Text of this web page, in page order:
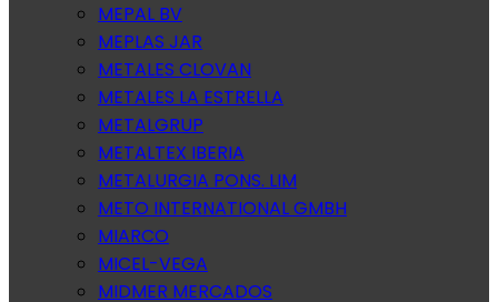
MEPAL BV
MEPLAS JAR
METALES CLOVAN
METALES LA ESTRELLA
METALGRUP
METALTEX IBERIA
METALURGIA PONS. LIM
METO INTERNATIONAL GMBH
MIARCO
MICEL-VEGA
MIDMER MERCADOS